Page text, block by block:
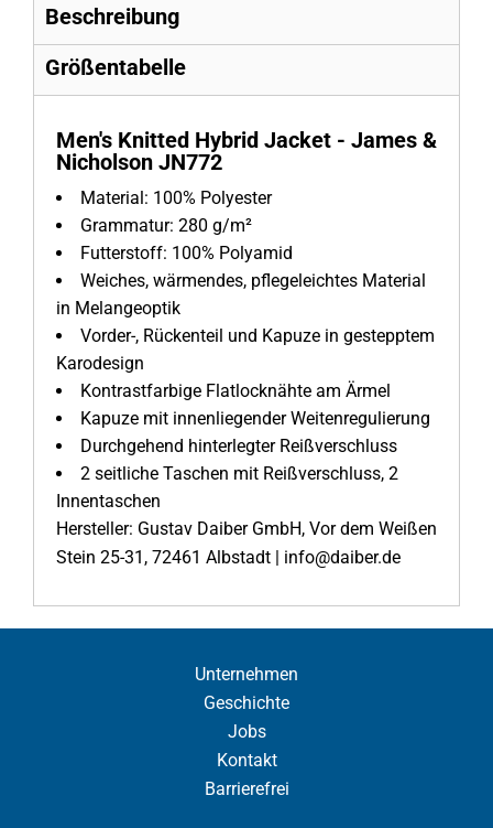
Beschreibung
Größentabelle
Men's Knitted Hybrid Jacket - James &
Nicholson JN772
Material: 100% Polyester
Grammatur: 280 g/m²
Futterstoff: 100% Polyamid
Weiches, wärmendes, pflegeleichtes Material
in Melangeoptik
Vorder-, Rückenteil und Kapuze in gestepptem
Karodesign
Kontrastfarbige Flatlocknähte am Ärmel
Kapuze mit innenliegender Weitenregulierung
Durchgehend hinterlegter Reißverschluss
2 seitliche Taschen mit Reißverschluss, 2
Innentaschen
Hersteller: Gustav Daiber GmbH, Vor dem Weißen
Stein 25-31, 72461 Albstadt | info@daiber.de
Unternehmen
Geschichte
Jobs
Kontakt
Barrierefrei